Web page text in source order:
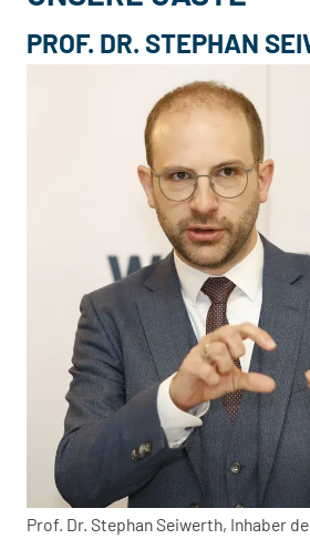
PROF. DR. STEPHAN
Prof. Dr. Stephan Seiwerth, Inhaber